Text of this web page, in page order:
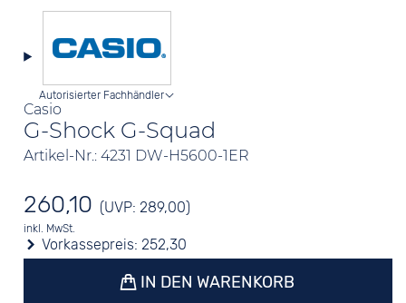
Casio
G-Shock G-Squad
Artikel-Nr.: 4231 DW-H5600-1ER
Autorisierter Fachhändler
260,10 (UVP: 289,00)
inkl. MwSt.
Vorkassepreis:252,30
IN DEN WARENKORB